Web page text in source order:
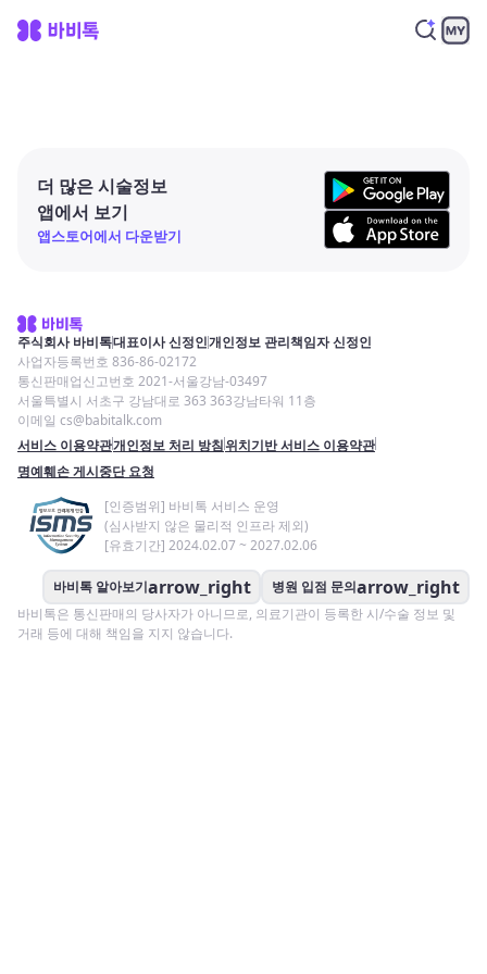
더 많은 시술정보
앱에서 보기
앱스토어에서 다운받기
주식회사 바비톡대표이사 신정인개인정보 관리책임자 신정인
사업자등록번호 836-86-02172
통신판매업신고번호 2021-서울강남-03497
서울특별시 서초구 강남대로 363 363강남타워 11층
이메일 cs@babitalk.com
서비스 이용약관개인정보 처리 방침위치기반 서비스 이용약관
명예훼손 게시중단 요청
[인증범위] 바비톡 서비스 운영
(심사받지 않은 물리적 인프라 제외)
[유효기간] 2024.02.07 ~ 2027.02.06
바비톡 알아보기arrow_right 병원 입점 문의arrow_right
바비톡은 통신판매의 당사자가 아니므로, 의료기관이 등록한 시/수술 정보 및
거래 등에 대해 책임을 지지 않습니다.